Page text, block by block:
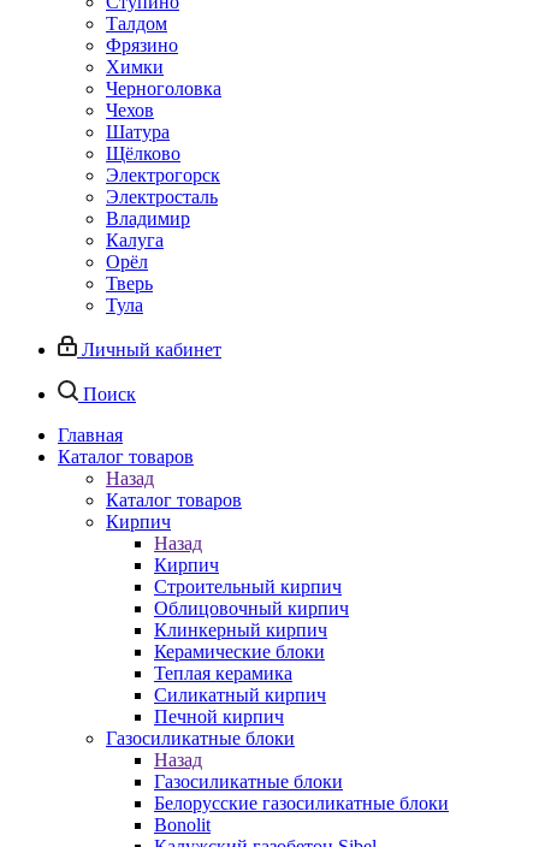
Талдом
Фрязино
Химки
Черноголовка
Чехов
Шатура
Щёлково
Электрогорск
Электросталь
Владимир
Калуга
Орёл
Тверь
Тула
Личный кабинет
Поиск
Главная
Каталог товаров
Назад
Каталог товаров
Кирпич
Назад
Кирпич
Строительный кирпич
Облицовочный кирпич
Клинкерный кирпич
Керамические блоки
Теплая керамика
Силикатный кирпич
Печной кирпич
Газосиликатные блоки
Назад
Газосиликатные блоки
Белорусские газосиликатные блоки
Bonolit